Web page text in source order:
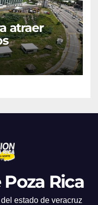
atraer
Rica
estado de veracruz